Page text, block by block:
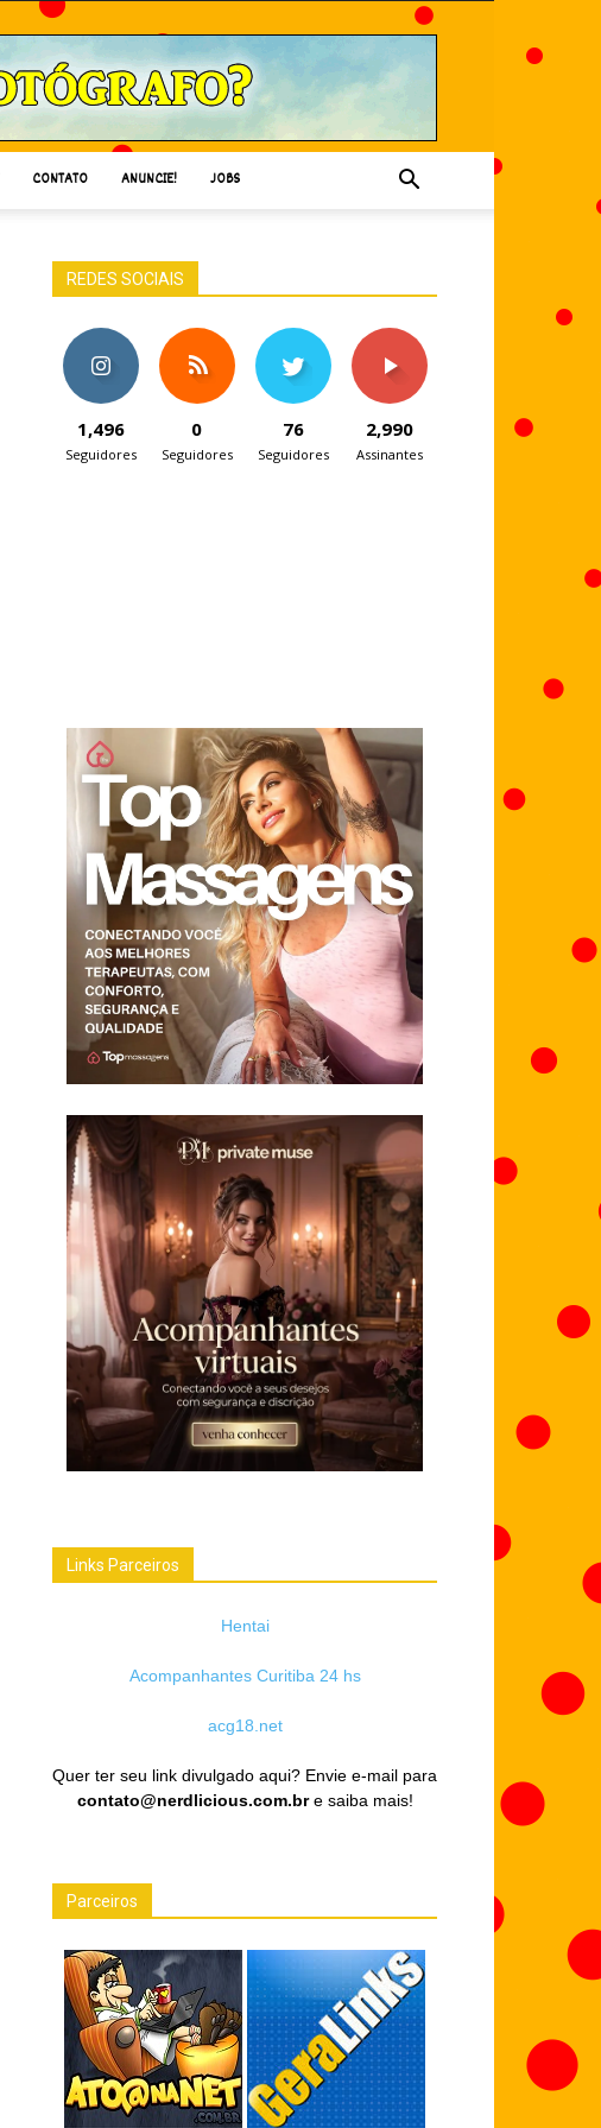
CONTATO ANUNCIE! JOBS
REDES SOCIAIS
1,496
Seguidores
0
Seguidores
76
Seguidores
2,990
Assinantes
Links Parceiros
Hentai
Acompanhantes Curitiba 24 hs
acg18.net
Quer ter seu link divulgado aqui? Envie e-mail para
contato@nerdlicious.com.bre saiba mais!
Parceiros